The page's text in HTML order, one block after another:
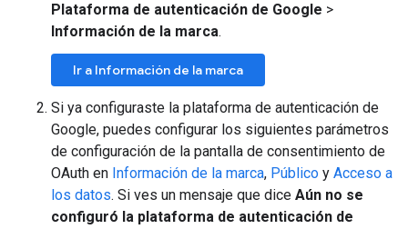
Plataforma de autenticación de Google >
Información de la marca.
Ir a Información de la marca
Si ya configuraste la plataforma de autenticación de
Google, puedes configurar los siguientes parámetros
de configuración de la pantalla de consentimiento de
OAuth en Información de la marca, Público y Acceso a
los datos. Si ves un mensaje que dice Aún no se
configuró la plataforma de autenticación de